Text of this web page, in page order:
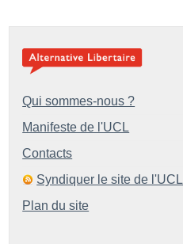
Qui sommes-nous ?
Manifeste de l'UCL
Contacts
Syndiquer le site de l'UCL
Plan du site